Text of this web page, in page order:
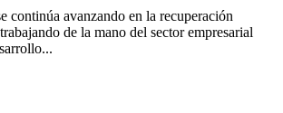
continúa avanzando en la recuperación
de la mano del sector empresarial